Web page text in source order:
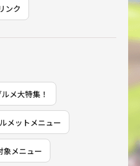
ンク
メ大特集！
メットメニュー
象メニュー